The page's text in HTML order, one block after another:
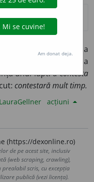
a lua ca
). Refuz a
unuĭ fapt:a contesta
contestară mult timp.
LauraGellner acțiuni
(https://dexonline.ro)
de pe acest site, inclusiv
(web scraping, crawling),
scris, cu excepția
publică (vezi licența).
Am donat deja.